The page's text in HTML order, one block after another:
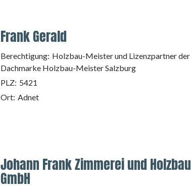
Frank Gerald
Berechtigung: Holzbau-Meister und Lizenzpartner der
Dachmarke Holzbau-Meister Salzburg
PLZ: 5421
Ort: Adnet
Johann Frank Zimmerei und Holzbau
GmbH